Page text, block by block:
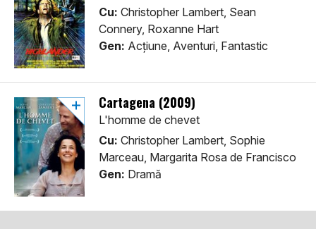
Cu: Christopher Lambert, Sean
Connery, Roxanne Hart
Gen: Acţiune, Aventuri, Fantastic
Cartagena (2009)
L'homme de chevet
Cu: Christopher Lambert, Sophie
Marceau, Margarita Rosa de Francisco
Gen: Dramă